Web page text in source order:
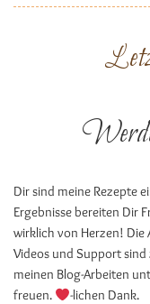
Dir sind meine Rezepte
Ergebnisse bereiten Dir
wirklich von Herzen! Die
Videos und Support
meinen Blog-Arbeiten
freuen.
-lichen Dank.